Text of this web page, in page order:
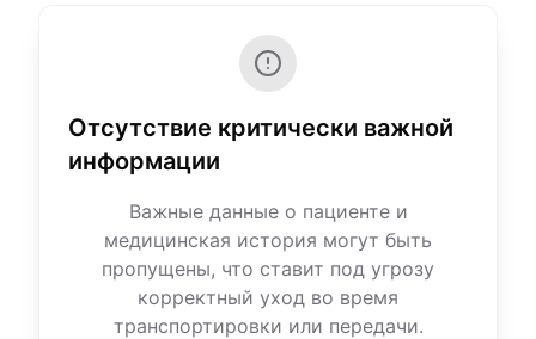
Отсутствие критически важной
информации
Важные данные о пациенте и
медицинская история могут быть
пропущены, что ставит под угрозу
корректный уход во время
транспортировки или передачи.